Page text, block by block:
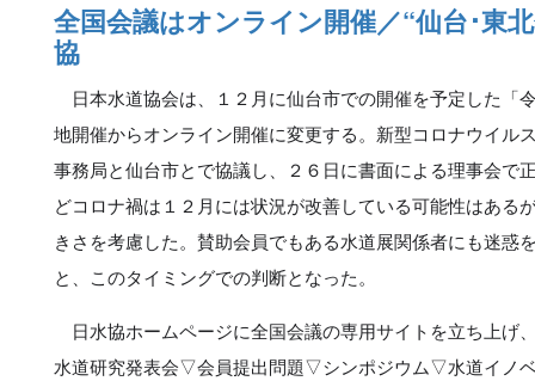
全国会議はオンライン開催／“仙台･東
協
日本水道協会は、１２月に仙台市での開催を予定した「
地開催からオンライン開催に変更する。新型コロナウイル
事務局と仙台市とで協議し、２６日に書面による理事会で
どコロナ禍は１２月には状況が改善している可能性はある
きさを考慮した。賛助会員でもある水道展関係者にも迷惑
と、このタイミングでの判断となった。
日水協ホームページに全国会議の専用サイトを立ち上げ
水道研究発表会▽会員提出問題▽シンポジウム▽水道イノ